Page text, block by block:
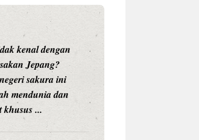
Siapa sangka, dua nama besar di
dunia hiburan, Nunung Srimulat
dan Vicky Prasetyo, kini merambah
dunia kuliner dengan membuka